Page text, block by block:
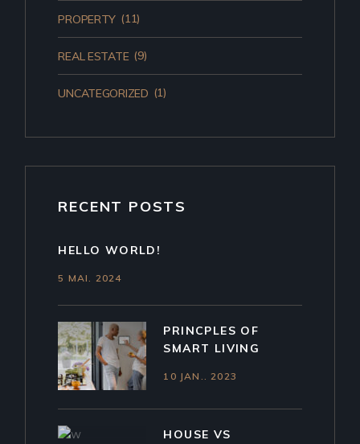
PROPERTY (11)
REAL ESTATE (9)
UNCATEGORIZED (1)
RECENT POSTS
HELLO WORLD!
5 MAI. 2024
PRINCPLES OF
SMART LIVING
10 JAN.. 2023
HOUSE VS